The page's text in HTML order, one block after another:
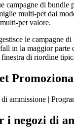
campagne di
multi-pet dai
pet valore.
le campagne
in la maggior
di riordine
ammissione |
i negozi di